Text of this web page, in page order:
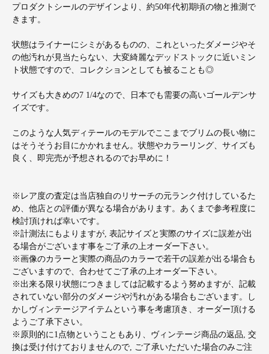
プロダクトシールのデザインより、約50年代初期頃の物と推測で
きます。
状態はライナーにシミがあるものの、これといったダメージやそ
の他汚れが見当たらない、大変綺麗なデッドストックに近いミン
ト状態ですので、コレクションとしても被ることも◎
サイズも大きめの7 1/4なので、日本でも需要の高いゴールデンサ
イズです。
このような人気ディテールのモデルでここまでブリムの長い物に
はそうそうお目にかかれません。状態やカラーリング、サイズも
良く、即完売が予想されるのでお早めに！
※レア度の査定は当店独自のリサーチの元ランク付けしているた
め、他店との評価が異なる場合があります。あくまで参考程度に
検討頂ければ幸いです。
※計測法にもよりますが, 表記サイズと実際のサイズに誤差が出
る場合がございます事をご了承の上オーダー下さい。
※画像のカラーと実際の商品のカラーで若干の誤差が出る場合も
ございますので、合わせてご了承の上オーダー下さい。
※出来る限り状態につきましては記載するよう努めますが、記載
されていない部分のダメージや汚れがある場合もございます。し
かしヴィンテージアイテムという事を考慮頂き、オーダー頂ける
ようご了承下さい。
※原則的に1点物ということもあり、ヴィンテージ商品の返品, 交
換は受け付けておりませんので, ご了承いただいた場合のみご注